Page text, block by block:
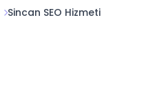
Sincan SEO Hizmeti